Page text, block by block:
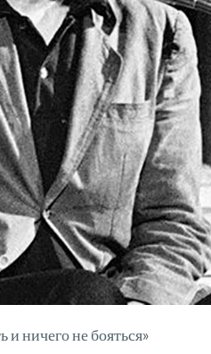
ничего не бояться»